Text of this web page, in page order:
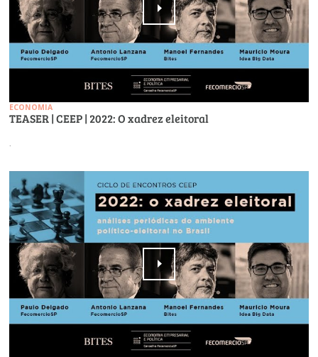
ECONOMIA
TEASER | CEEP | 2022: O xadrez eleitoral
.